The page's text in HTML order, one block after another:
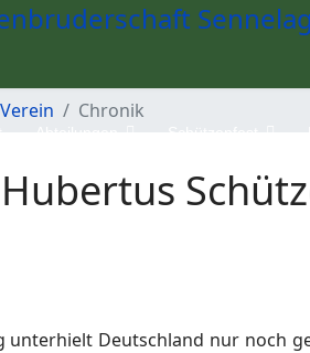
Chronik
unterhielt Deutschland nur noch